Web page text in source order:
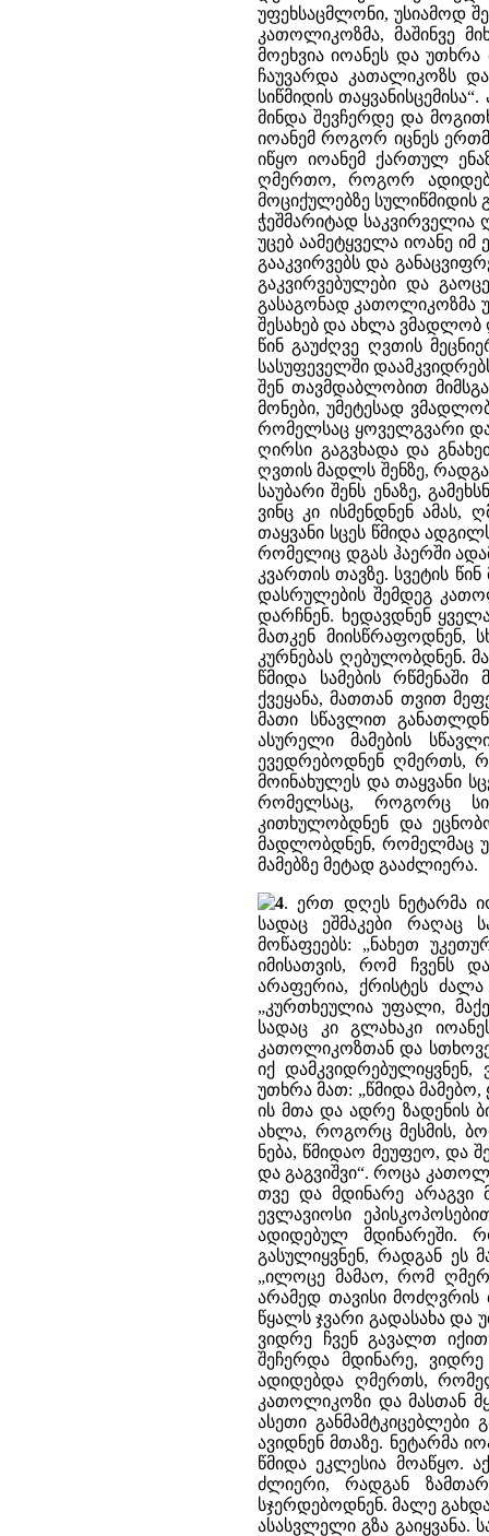
უფეხსაცმლონი, უსიამოდ
კათოლიკოზმა, მაშინვე
მოეხვია იოანეს და
ჩაუვარდა კათალიკოზს
სიწმიდის
მინდა შევჩერდე და
იოანემ როგორ იცნეს
იწყო იოანემ ქართულ
ღმერთო, როგორ ადიდებ
მოციქულებზე
ჭეშმარიტად
უცებ აამეტყველა იოანე
გააკვირვებს და
გაკვირვებულები და
გასაგონად კათოლიკოზმა
შესახებ და ახლა
წინ გაუძღვე ღვთის
სასუფეველში
შენ თავმდაბლობით
მონები, უმეტესად
რომელსაც ყოველგვარი
ღირსი გაგვხადა და
ღვთის მადლს შენზე,
საუბარი შენს ენაზე,
ვინც კი ისმენდნენ ამას,
თაყვანი სცეს წმიდა
რომელიც დგას ჰაერში
კვართის თავზე. სვეტის
დასრულების შემდეგ
დარჩნენ. ხედავდნენ
მათკენ მიისწრაფოდნენ,
კურნებას ღებულობდნენ.
წმიდა სამების
ქვეყანა, მათთან თვით
მათი სწავლით
ასურელი მამების
ევედრებოდნენ ღმერთს,
მოინახულეს და თაყვანი
რომელსაც, როგორც
კითხულობდნენ და
მადლობდნენ, რომელმაც
მამებზე მეტად გააძლიერა.
4. ერთ დღეს ნეტარმა
სადაც ეშმაკები რაღაც
მოწაფეებს: „ნახეთ
იმისათვის, რომ ჩვენს
არაფერია, ქრისტეს
„კურთხეულია უფალი,
სადაც კი გლახაკი
კათოლიკოზთან და
იქ
უთხრა მათ: „წმიდა
ის მთა და ადრე ზადენის
ახლა, როგორც მესმის,
ნება, წმიდაო მეუფეო, და
და გაგვიშვი“. როცა
თვე და მდინარე არაგვი
ევლავიოსი
ადიდებულ მდინარეში.
გასულიყვნენ, რადგან ეს
„ილოცე მამაო, რომ
არამედ თავისი
წყალს ჯვარი გადასახა და
ვიდრე ჩვენ გავალთ
შეჩერდა მდინარე, ვიდრე
ადიდებდა ღმერთს,
კათოლიკოზი და მასთან
ასეთი განმამტკიცებლები
ავიდნენ მთაზე. ნეტარმა
წმიდა ეკლესია მოაწყო.
ძლიერი, რადგან
სჯერდებოდნენ. მალე
ასასვლელი გზა გაიყვანა.